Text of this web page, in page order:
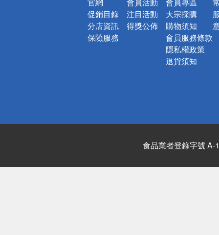
促銷目錄
分店資訊
保險服務
注目活動
得獎公佈
大宗採購
購物須知
會員服務條款
隱私權政策
退貨須知
食品業者登錄字號 A-